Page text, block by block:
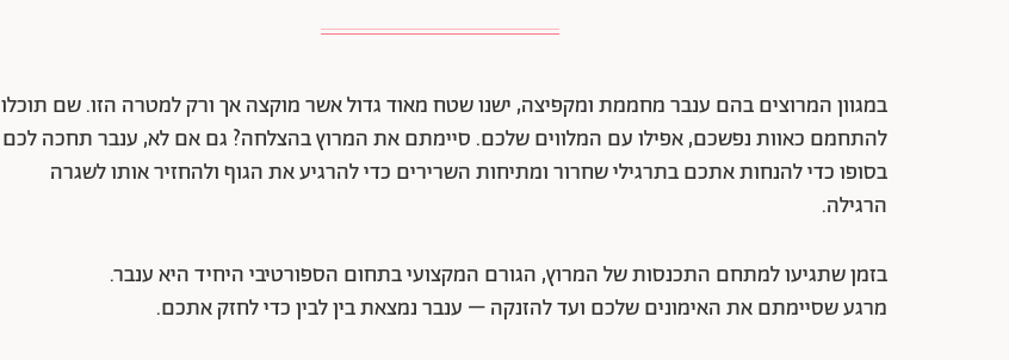
במגוון המרוצים בהם ענבר מחממת ומקפיצה, ישנו שטח מאוד גדול אשר מוקצה אך ורק למטרה הזו. שם תוכלו
להתחמם כאוות נפשכם, אפילו עם המלווים שלכם. סיימתם את המרוץ בהצלחה? גם אם לא, ענבר תחכה לכם
בסופו כדי להנחות אתכם בתרגילי שחרור ומתיחות השרירים כדי להרגיע את הגוף ולהחזיר אותו לשגרה
הרגילה.
בזמן שתגיעו למתחם התכנסות של המרוץ, הגורם המקצועי בתחום הספורטיבי היחיד היא ענבר.
מרגע שסיימתם את האימונים שלכם ועד להזנקה – ענבר נמצאת בין לבין כדי לחזק אתכם.